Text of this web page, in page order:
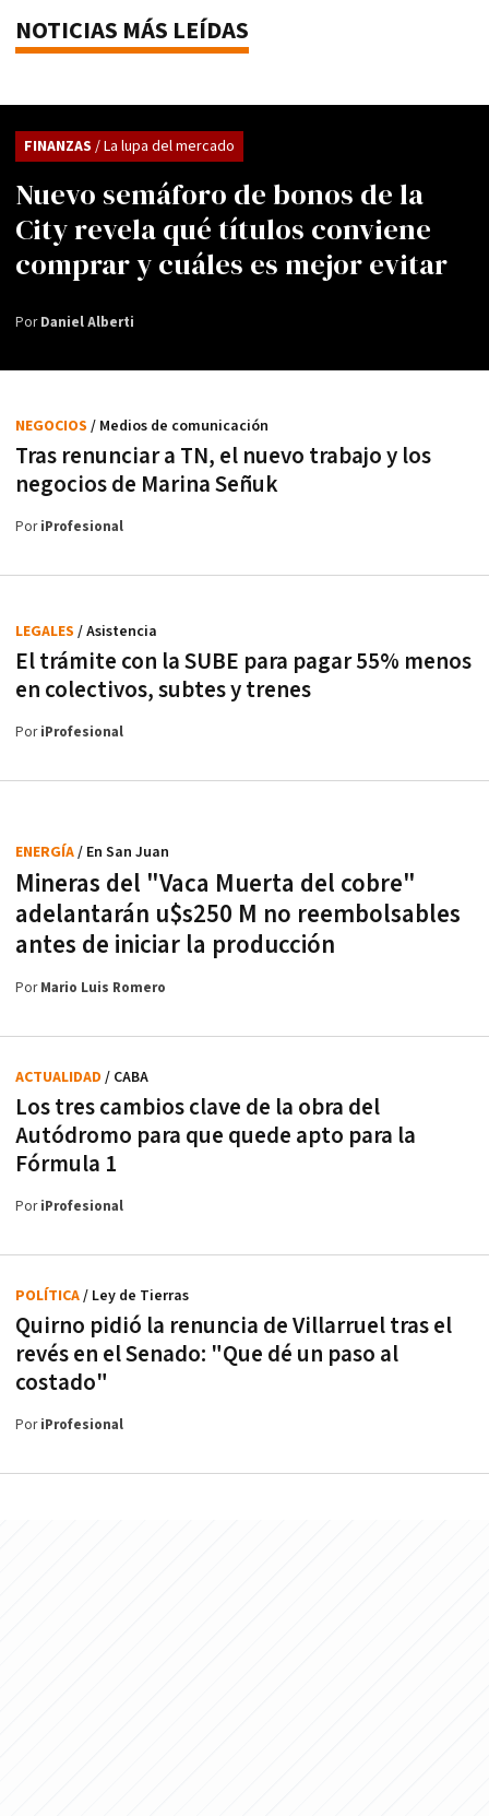
NOTICIAS MÁS LEÍDAS
Nuevo semáforo de bonos de la
City revela qué títulos conviene
comprar y cuáles es mejor evitar
FINANZAS / La lupa del mercado
PorDaniel Alberti
Tras renunciar a TN, el nuevo trabajo y los
negocios de Marina Señuk
NEGOCIOS / Medios de comunicación
PoriProfesional
El trámite con la SUBE para pagar 55% menos
en colectivos, subtes y trenes
LEGALES / Asistencia
PoriProfesional
Mineras del "Vaca Muerta del cobre"
adelantarán u$s250 M no reembolsables
antes de iniciar la producción
ENERGÍA/ En San Juan
PorMario Luis Romero
Los tres cambios clave de la obra del
Autódromo para que quede apto para la
Fórmula 1
ACTUALIDAD / CABA
PoriProfesional
Quirno pidió la renuncia de Villarruel tras el
revés en el Senado: "Que dé un paso al
costado"
POLÍTICA/ Ley de Tierras
PoriProfesional